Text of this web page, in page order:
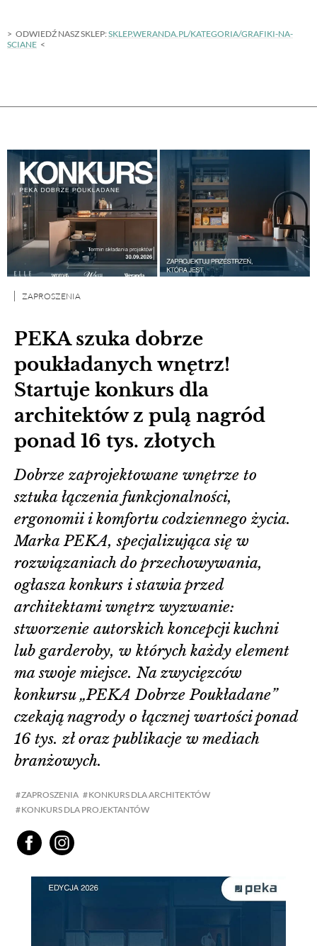
ODWIEDŹ NASZ SKLEP:SKLEP.WERANDA.PL/KATEGORIA/GRAFIKI-NA-
SCIANE
PEKA szuka dobrze
poukładanych wnętrz!
Startuje konkurs dla
architektów z pulą nagród
ponad 16 tys. złotych
ZAPROSZENIA
ZAPROSZENIA
KONKURS DLA ARCHITEKTÓW
KONKURS DLA PROJEKTANTÓW
Dobrze zaprojektowane wnętrze to
sztuka łączenia funkcjonalności,
ergonomii i komfortu codziennego życia.
Marka PEKA, specjalizująca się w
rozwiązaniach do przechowywania,
ogłasza konkurs i stawia przed
architektami wnętrz wyzwanie:
stworzenie autorskich koncepcji kuchni
lub garderoby, w których każdy element
ma swoje miejsce. Na zwycięzców
konkursu „PEKA Dobrze Poukładane”
czekają nagrody o łącznej wartości ponad
16 tys. zł oraz publikacje w mediach
branżowych.